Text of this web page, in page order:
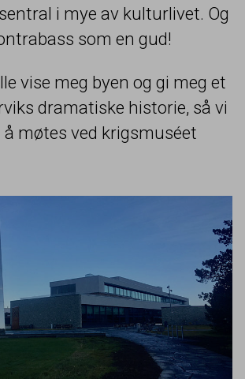
i mye av kulturlivet. Og
som en gud!
vise meg byen og gi meg et
dramatiske historie, så vi
å møtes ved krigsmuséet